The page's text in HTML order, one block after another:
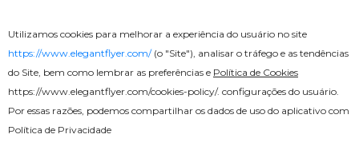
Utilizamos cookies para melhorar a experiência do usuário no site
https://www.elegantflyer.com/(o "Site"), analisar o tráfego e as tendências
do Site, bem como lembrar as preferências e Política de Cookies
https://www.elegantflyer.com/cookies-policy/. configurações do usuário.
Por essas razões, podemos compartilhar os dados de uso do aplicativo com
Política de Privacidade